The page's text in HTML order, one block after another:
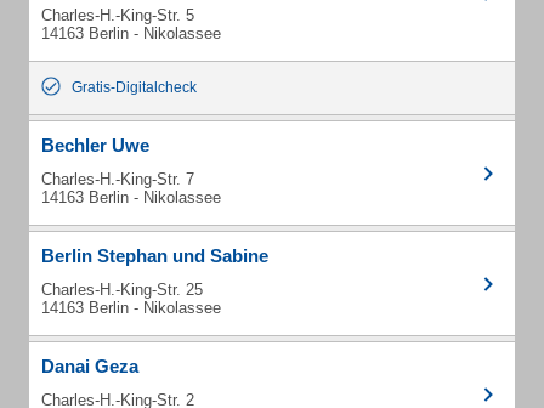
Charles-H.-King-Str. 5
14163 Berlin - Nikolassee
Gratis-Digitalcheck
Bechler Uwe
Charles-H.-King-Str. 7
14163 Berlin - Nikolassee
Berlin Stephan und Sabine
Charles-H.-King-Str. 25
14163 Berlin - Nikolassee
Danai Geza
Charles-H.-King-Str. 2